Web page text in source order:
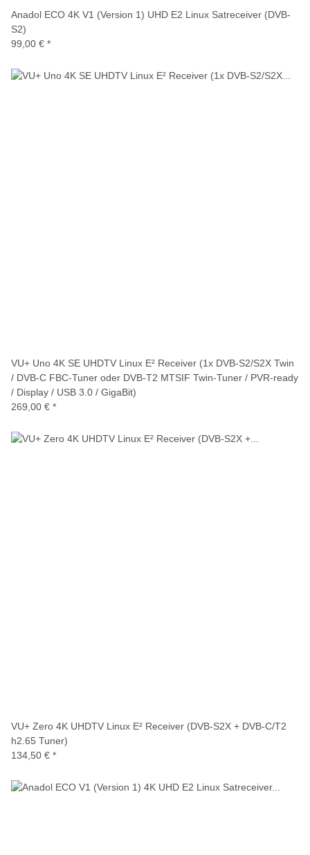
Anadol ECO 4K V1 (Version 1) UHD E2 Linux Satreceiver (DVB-
S2)
99,00 € *
VU+ Uno 4K SE UHDTV Linux E² Receiver (1x DVB-S2/S2X Twin
/ DVB-C FBC-Tuner oder DVB-T2 MTSIF Twin-Tuner / PVR-ready
/ Display / USB 3.0 / GigaBit)
269,00 € *
VU+ Zero 4K UHDTV Linux E² Receiver (DVB-S2X + DVB-C/T2
h2.65 Tuner)
134,50 € *